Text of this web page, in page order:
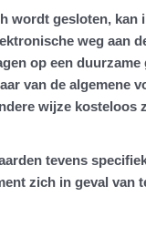
wordt gesloten,
weg
op een
van de algemene
wijze kosteloos
tevens
zich in geval